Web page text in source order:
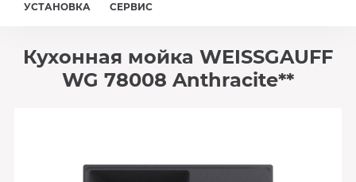
УСТАНОВКА СЕРВИС
Кухонная мойка WEISSGAUFF
WG 78008 Anthracite**